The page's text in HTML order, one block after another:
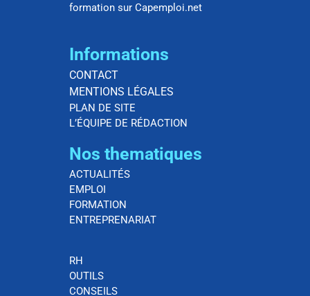
formation sur Capemploi.net
Informations
CONTACT
MENTIONS LÉGALES
PLAN DE SITE
L’ÉQUIPE DE RÉDACTION
Nos thematiques
ACTUALITÉS
EMPLOI
FORMATION
ENTREPRENARIAT
RH
OUTILS
CONSEILS